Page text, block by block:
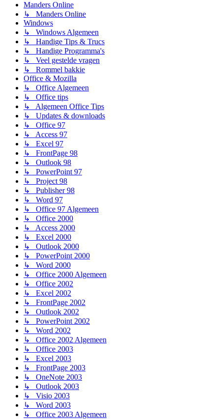
Manders Online
↳ Manders Online
Windows
↳ Windows Algemeen
↳ Handige Tips & Trucs
↳ Handige Programma's
↳ Veel gestelde vragen
↳ Rommel bakkie
Office & Mozilla
↳ Office Algemeen
↳ Office tips
↳ Algemeen Office Tips
↳ Updates & downloads
↳ Office 97
↳ Access 97
↳ Excel 97
↳ FrontPage 98
↳ Outlook 98
↳ PowerPoint 97
↳ Project 98
↳ Publisher 98
↳ Word 97
↳ Office 97 Algemeen
↳ Office 2000
↳ Access 2000
↳ Excel 2000
↳ Outlook 2000
↳ PowerPoint 2000
↳ Word 2000
↳ Office 2000 Algemeen
↳ Office 2002
↳ Excel 2002
↳ FrontPage 2002
↳ Outlook 2002
↳ PowerPoint 2002
↳ Word 2002
↳ Office 2002 Algemeen
↳ Office 2003
↳ Excel 2003
↳ FrontPage 2003
↳ OneNote 2003
↳ Outlook 2003
↳ Visio 2003
↳ Word 2003
↳ Office 2003 Algemeen